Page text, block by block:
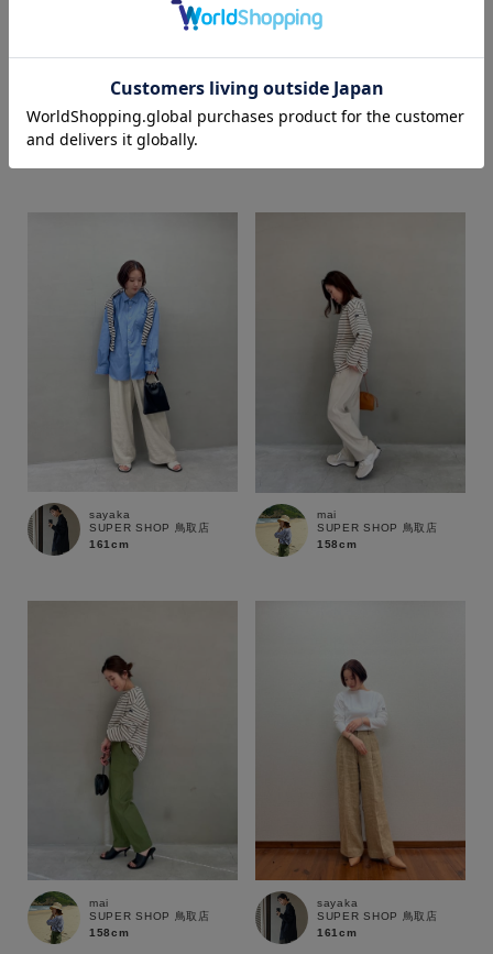
通常商品 予約商品
セール価格 WEB限定
在庫あり 在庫なし含む
mai
SUPER SHOP 鳥取店
sayaka
sayaka
SUPER SHOP 鳥取店
161cm
mai
SUPER SHOP 鳥取店
158cm
mai
SUPER SHOP 鳥取店
158cm
sayaka
SUPER SHOP 鳥取店
161cm